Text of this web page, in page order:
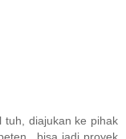
tuh, diajukan ke pihak
bisa jadi proyek